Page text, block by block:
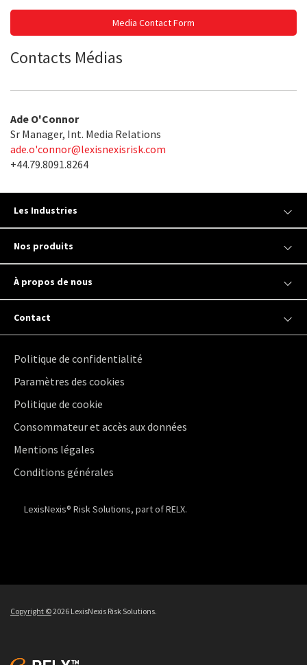
Media Contact Form
Contacts Médias
Ade O'Connor
Sr Manager, Int. Media Relations
ade.o'connor@lexisnexisrisk.com
+44.79.8091.8264
Les Industries
Nos produits
À propos de nous
Contact
Politique de confidentialité
Paramètres des cookies
Politique de cookie
Consommateur et accès aux données
Mentions légales
Conditions générales
LexisNexis® Risk Solutions, part of RELX.
Copyright ©2026 LexisNexis Risk Solutions.